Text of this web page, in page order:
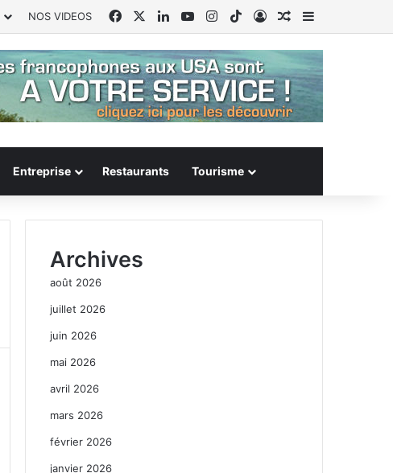
NOS VIDEOS FacebookLinkedinYouTubeInstagram
TikTokConnexion
Article Aléatoire
Sidebar
Entreprise Restaurants Tourisme
Archives
août 2026
juillet 2026
juin 2026
mai 2026
avril 2026
mars 2026
février 2026
janvier 2026